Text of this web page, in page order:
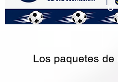
Los paquetes